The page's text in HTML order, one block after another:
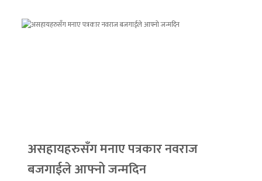
असहायहरुसँग मनाए पत्रकार नवराज
बजगाईले आफ्नो जन्मदिन